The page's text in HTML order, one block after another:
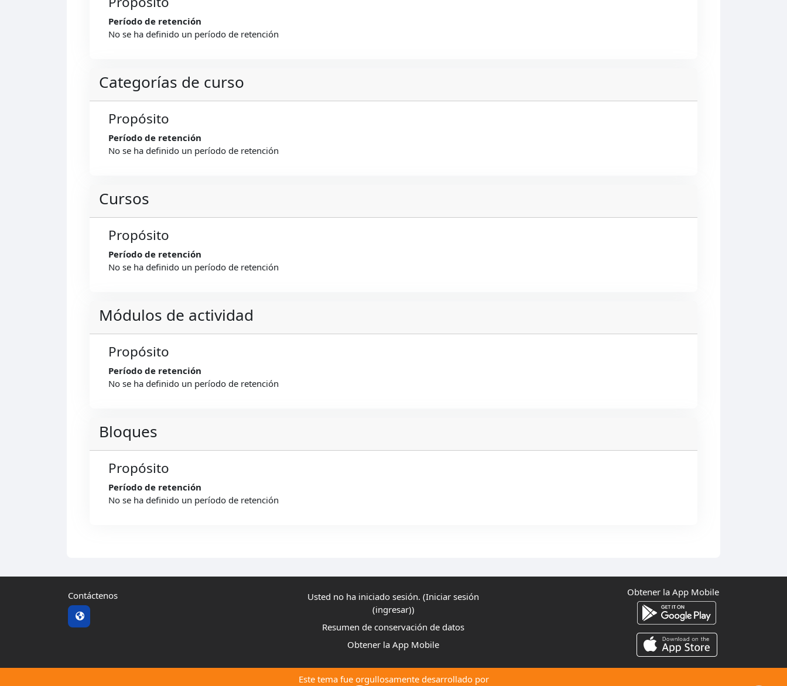
Período de retención
No se ha definido un período de retención
Categorías de curso
Propósito
Período de retención
No se ha definido un período de retención
Cursos
Propósito
Período de retención
No se ha definido un período de retención
Módulos de actividad
Propósito
Período de retención
No se ha definido un período de retención
Bloques
Propósito
Período de retención
No se ha definido un período de retención
Contáctenos Usted no ha iniciado sesión. (Iniciar sesión
(ingresar))
Resumen de conservación de datos
Obtener la App Mobile
Obtener la App Mobile
Este tema fue orgullosamente desarrollado por